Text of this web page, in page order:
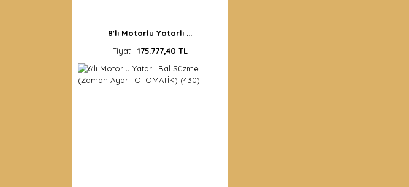
8'lı Motorlu Yatarlı ...
Fiyat : 175.777,40 TL